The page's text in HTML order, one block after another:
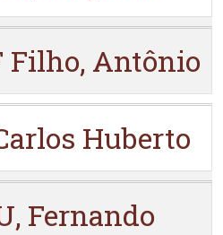
Filho, Antônio
Huberto
Fernando